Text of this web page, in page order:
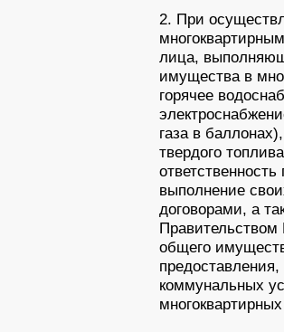
2. При
лица,
имущества в
горячее
газа в
твердого
выполнение
договорами, а
общего
коммунальных